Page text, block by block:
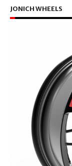
JONICH WHEELS